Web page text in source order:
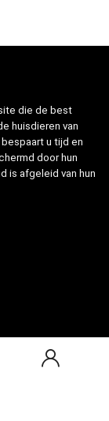
die de best
huisdieren van
u tijd en
door hun
is afgeleid van hun